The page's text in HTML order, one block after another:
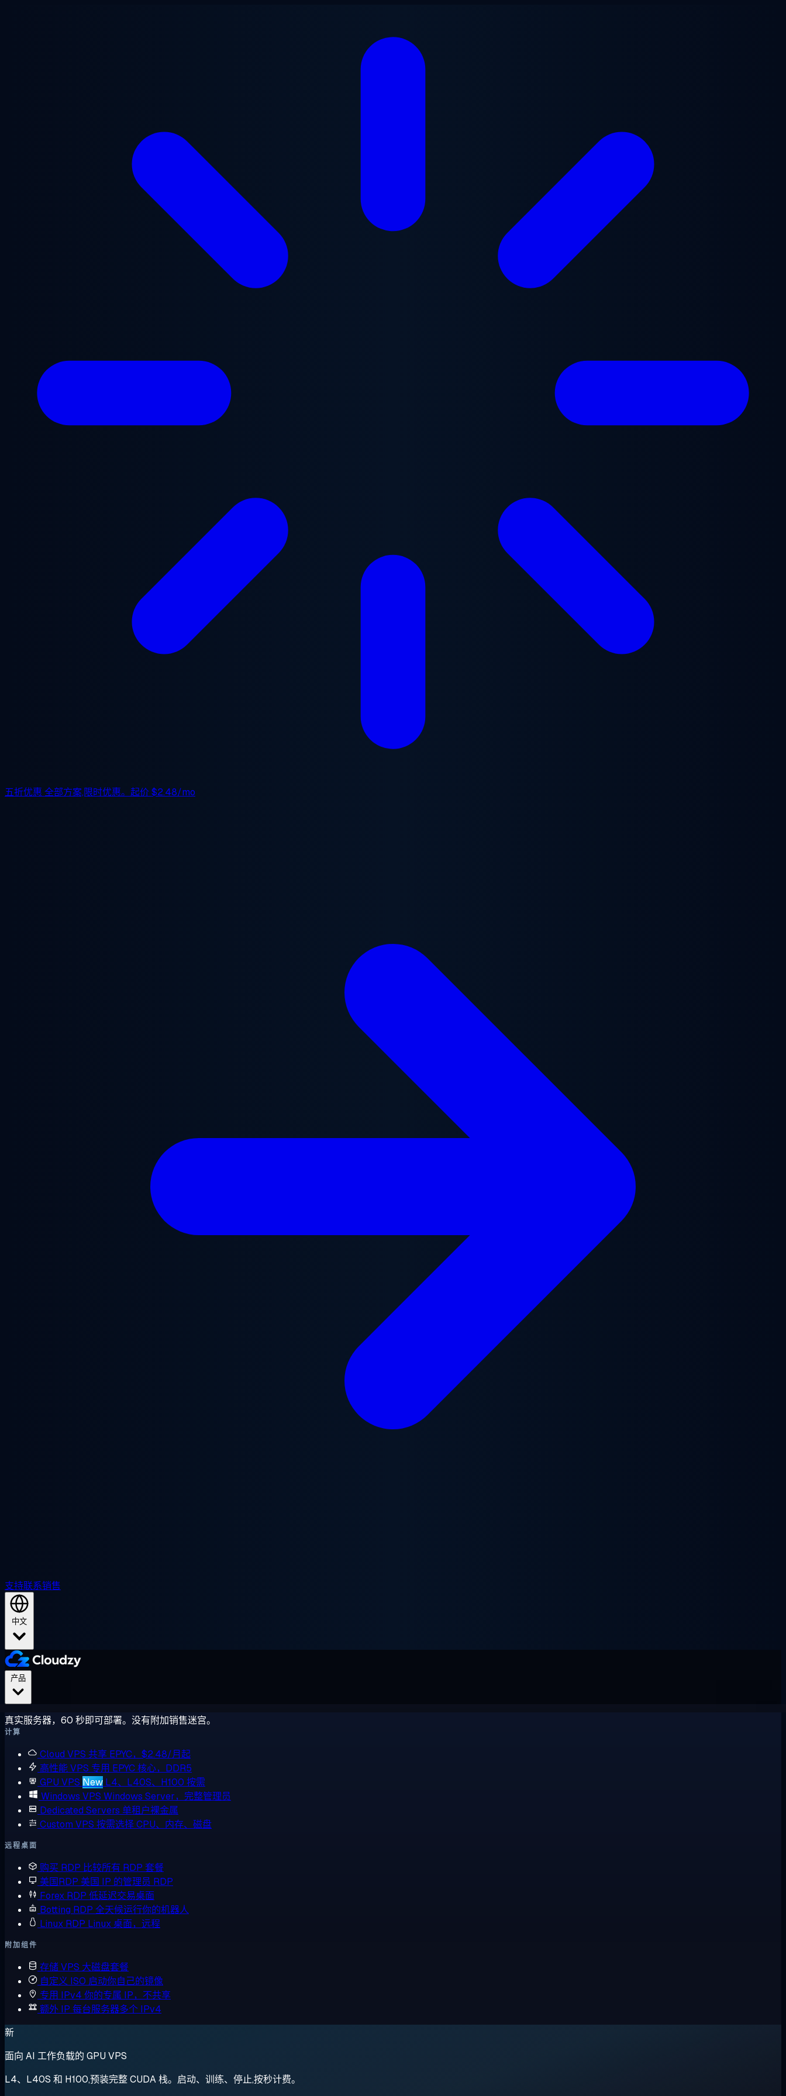
五折优惠 全部方案,限时优惠。起价$2.48/mo
支持联系销售
中文
真实服务器，60 秒即可部署。没有附加销售迷宫。
计算
Cloud VPS 共享 EPYC，$2.48/月起
高性能 VPS 专用 EPYC 核心，DDR5
GPU VPS New L4、L40S、H100 按需
Windows VPS Windows Server，完整管理员
Dedicated Servers 单租户裸金属
Custom VPS 按需选择 CPU、内存、磁盘
远程桌面
购买 RDP 比较所有 RDP 套餐
美国RDP 美国 IP 的管理员 RDP
Forex RDP 低延迟交易桌面
Botting RDP 全天候运行你的机器人
Linux RDP Linux 桌面，远程
附加组件
存储 VPS 大磁盘套餐
自定义 ISO 启动你自己的镜像
专用 IPv4 你的专属 IP，不共享
额外 IP 每台服务器多个 IPv4
新
面向 AI 工作负载的 GPU VPS
L4、L40S 和 H100,预装完整 CUDA 栈。启动、训练、停止,按秒计费。